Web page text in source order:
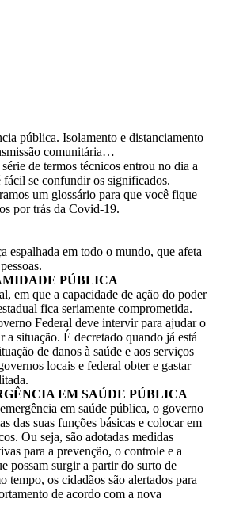
pública. Isolamento e distanciamento
comunitária…
de termos técnicos entrou no dia a
fácil se confundir os significados.
um glossário para que você fique
por trás da Covid-19.
espalhada em todo o mundo, que afeta
PÚBLICA
em que a capacidade de ação do poder
fica seriamente comprometida.
Federal deve intervir para ajudar o
a situação. É decretado quando já está
de danos à saúde e aos serviços
locais e federal obter e gastar
EM SAÚDE PÚBLICA
em saúde pública, o governo
das suas funções básicas e colocar em
Ou seja, são adotadas medidas
para a prevenção, o controle e a
possam surgir a partir do surto de
tempo, os cidadãos são alertados para
de acordo com a nova